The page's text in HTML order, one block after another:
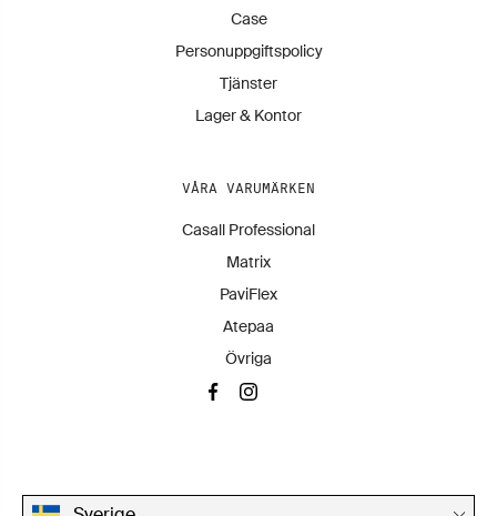
Case
Personuppgiftspolicy
Tjänster
Lager & Kontor
VÅRA VARUMÄRKEN
Casall Professional
Matrix
PaviFlex
Atepaa
Övriga